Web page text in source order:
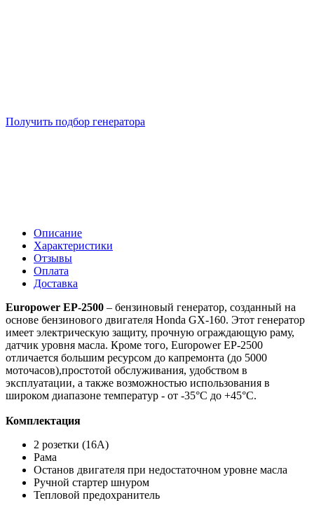
Получить подбор генератора
Описание
Характеристики
Отзывы
Оплата
Доставка
Europower EP-2500 – бензиновый генератор, созданный на
основе бензинового двигателя Honda GX-160. Этот генератор
имеет электрическую защиту, прочную ограждающую раму,
датчик уровня масла. Кроме того, Europower EP-2500
отличается большим ресурсом до капремонта (до 5000
моточасов),простотой обслуживания, удобством в
эксплуатации, а также возможностью использования в
широком диапазоне температур - от -35°С до +45°С.
Комплектация
2 розетки (16А)
Рама
Останов двигателя при недостаточном уровне масла
Ручной стартер шнуром
Тепловой предохранитель